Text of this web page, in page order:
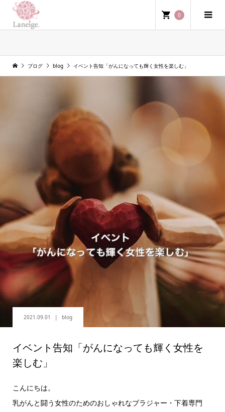
0
ブログ blog イベント告知「がんになっても輝く女性を楽しむ」
2021.09.01 blog
イベント告知「がんになっても輝く女性を
楽しむ」
こんにちは。
乳がんと闘う女性のためのおしゃれなブラジャー・下着専門